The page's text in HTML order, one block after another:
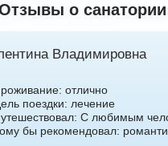
о
Владимировна
отлично
поездки: лечение
С любимым
бы рекомендовал: